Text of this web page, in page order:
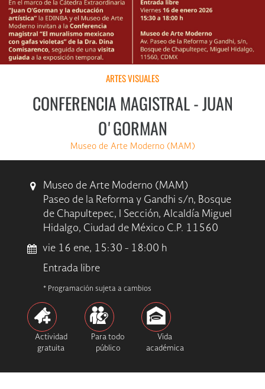
ARTES VISUALES
CONFERENCIA MAGISTRAL - JUAN
O'GORMAN
Museo de Arte Moderno (MAM)
Museo de Arte Moderno (MAM)
Paseo de la Reforma y Gandhi s/n, Bosque
de Chapultepec, I Sección, Alcaldía Miguel
Hidalgo, Ciudad de México C.P. 11560
vie 16 ene, 15:30 - 18:00 h
Entrada libre
* Programación sujeta a cambios
Actividad
gratuita
Para todo
público
Vida
académica